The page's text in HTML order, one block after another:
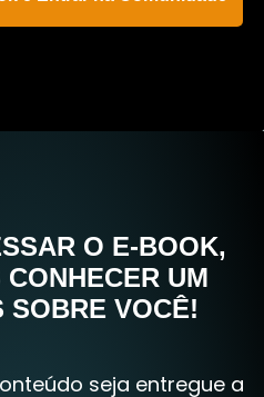
O E-BOOK,
UM
SOBRE VOCÊ!
seja entregue a